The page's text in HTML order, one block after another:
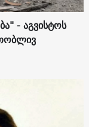
- აგვისტოს